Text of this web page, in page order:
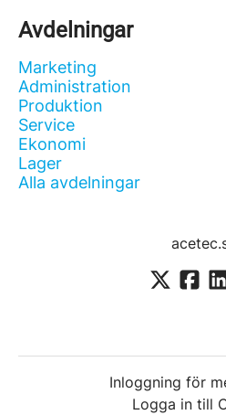
Avdelningar
Marketing
Administration
Produktion
Service
Ekonomi
Lager
Alla avdelningar
Inloggning för
Logga in till